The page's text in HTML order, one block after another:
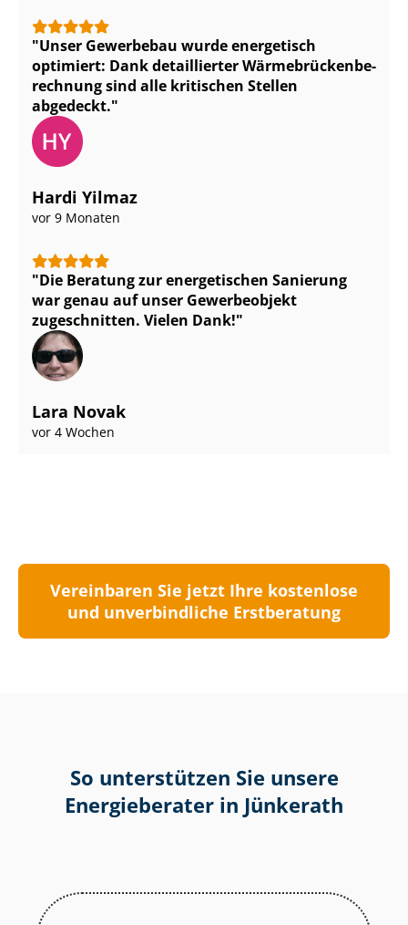
Unser Gewerbebau wurde energetisch
optimiert: Dank detaillierter Wär­me­brü­cken­be­
rech­nung sind alle kritischen Stellen
abgedeckt.
Hardi Yilmaz
vor 9 Monaten
Die Beratung zur energetischen Sanierung
war genau auf unser Gewerbeobjekt
zugeschnitten. Vielen Dank!
Lara Novak
vor 4 Wochen
Vereinbaren Sie jetzt Ihre kostenlose
und unverbindliche Erstberatung
So unterstützen Sie unsere
Energieberater in Jünkerath